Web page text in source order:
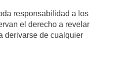
responsabilidad a los
el derecho a revelar
derivarse de cualquier